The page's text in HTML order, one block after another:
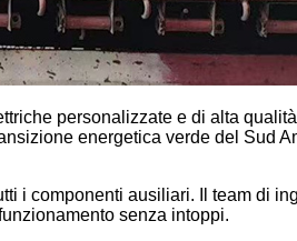
personalizzate e di alta
energetica verde del Sud
i componenti ausiliari. Il team di
senza intoppi.